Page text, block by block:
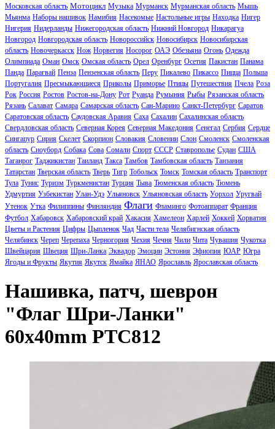
Московская область Мотоцикл Музыка Мурманск Мурманская область Мышь
Мьянма Наборы нашивок Намибия Насекомые Настольные игры Находка Нигер
Нигерия Нидерланды Нижегородская область Нижний Новгород Никарагуа
Новгород Новгородская область Новороссийск Новосибирск Новосибирская
область Новочеркасск Нож Норвегия Носорог ОАЭ Обезьяна Огонь Одежда
Олимпиада Оман Омск Омская область Орел Оренбург Осетия Пакистан Панама
Панда Парагвай Пенза Пензенская область Перу Пикалево Пикассо Пицца Польша
Португалия Пресмыкающиеся Приколы Приморье Птицы Путешествия Пчела Роза
Рок Россия Ростов Ростов-на-Дону Рот Руанда Румыния Рыбы Рязанская область
Рязань Салават Самара Самарская область Сан-Марино Санкт-Петербург Саратов
Саратовская область Саудовская Аравия Саха Сахалин Сахалинская область
Свердловская область Северная Корея Северная Македония Сенегал Сербия Сердце
Сингапур Сирия Скелет Скорпион Словакия Словении Слон Смоленск Смоленская
область Сноуборд Собака Сова Сомали Спорт СССР Ставрополье Судан США
Таганрог Таджикистан Таиланд Такса Тамбов Тамбовская область Танзания
Татарстан Тверская область Тверь Тигр Тобольск Томск Томская область Транспорт
Тула Тунис Туризм Туркменистан Турция Тыва Тюменская область Тюмень
Удмуртия Узбекистан Улан-Удэ Ульяновск Ульяновская область Уорхол Уругвай
Утенок Утка Филиппины Финляндия Флаги Фламинго Фотоаппарат Франция
Футбол Хабаровск Хабаровский край Хакасия Хамелеон Харлей Хоккей Хорватия
Цветы и Растения Цифры Цыпленок Чад Части тела Челябигнская область
Челябинск Череп Черепаха Черногория Чехия Чечня Чили Чита Чувашия Чукотка
Швейцария Швеция Шри-Ланка Эквадор Эмоции Эстония Эфиопия ЮАР Югра
Ягоды и Фрукты Якутия Якутск Ямайка ЯНАО Ярославль Ярославская область
Нашивка, патч, шеврон
"Флаг Шри-Ланки"
60x40mm PTC812